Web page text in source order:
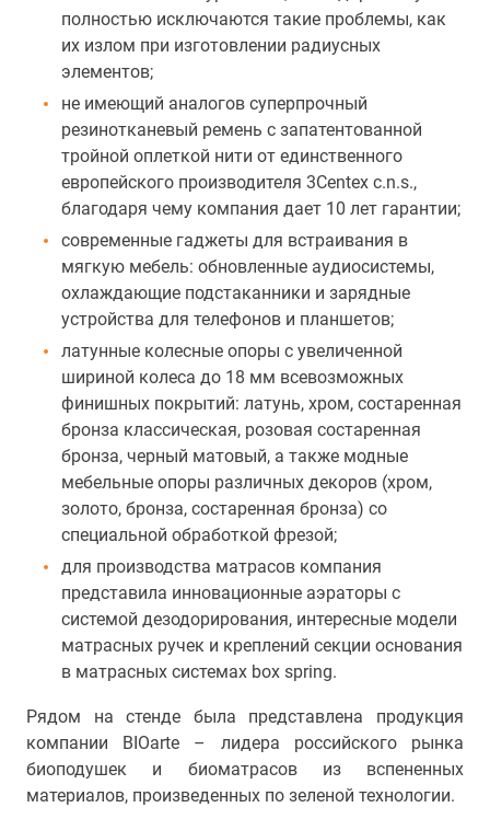
полностью исключаются такие проблемы, как
их излом при изготовлении радиусных
элементов;
не имеющий аналогов суперпрочный
резинотканевый ремень с запатентованной
тройной оплеткой нити от единственного
европейского производителя 3Сentex c.n.s.,
благодаря чему компания дает 10 лет гарантии;
современные гаджеты для встраивания в
мягкую мебель: обновленные аудиосистемы,
охлаждающие подстаканники и зарядные
устройства для телефонов и планшетов;
латунные колесные опоры с увеличенной
шириной колеса до 18 мм всевозможных
финишных покрытий: латунь, хром, состаренная
бронза классическая, розовая состаренная
бронза, черный матовый, а также модные
мебельные опоры различных декоров (хром,
золото, бронза, состаренная бронза) со
специальной обработкой фрезой;
для производства матрасов компания
представила инновационные аэраторы с
системой дезодорирования, интересные модели
матрасных ручек и креплений секции основания
в матрасных системах box spring.
Рядом на стенде была представлена продукция
компании BIOarte – лидера российского рынка
биоподушек и биоматрасов из вспененных
материалов, произведенных по зеленой технологии.